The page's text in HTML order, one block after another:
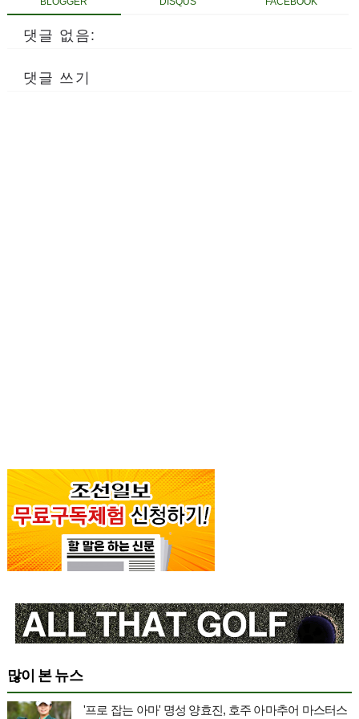
댓글 없음:
댓글 쓰기
많이 본 뉴스
'프로 잡는 아마' 명성 양효진, 호주 아마추어 마스터스